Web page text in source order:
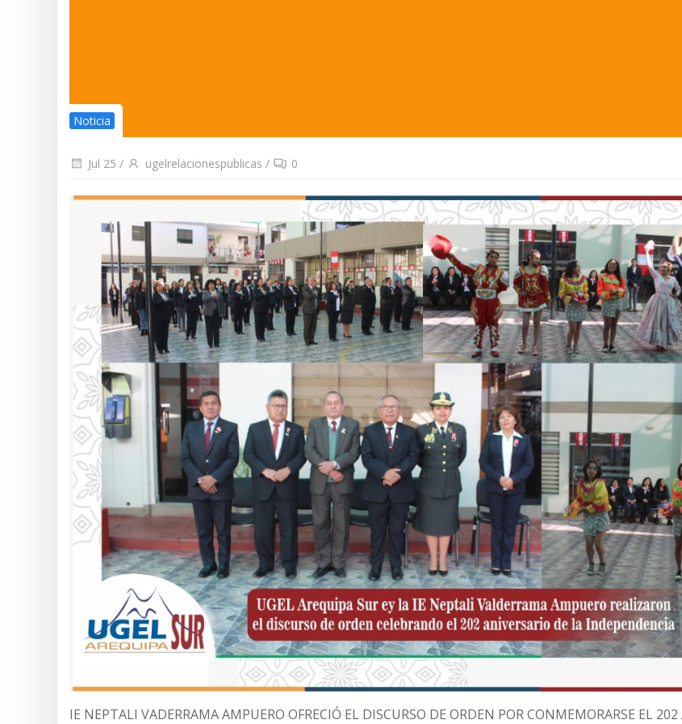
Noticia
Jul 25 / ugelrelacionespublicas / 0
IE NEPTALI VADERRAMA AMPUERO OFRECIÓ EL DISCURSO DE ORDEN POR CONMEMORARSE EL 202